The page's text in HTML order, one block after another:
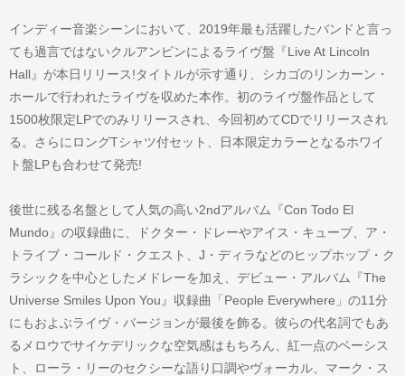
インディー音楽シーンにおいて、2019年最も活躍したバンドと言っ
ても過言ではないクルアンビンによるライヴ盤『Live At Lincoln
Hall』が本日リリース!タイトルが示す通り、シカゴのリンカーン・
ホールで行われたライヴを収めた本作。初のライヴ盤作品として
1500枚限定LPでのみリリースされ、今回初めてCDでリリースされ
る。さらにロングTシャツ付セット、日本限定カラーとなるホワイ
ト盤LPも合わせて発売!
後世に残る名盤として人気の高い2ndアルバム『Con Todo El
Mundo』の収録曲に、ドクター・ドレーやアイス・キューブ、ア・
トライブ・コールド・クエスト、J・ディラなどのヒップホップ・ク
ラシックを中心としたメドレーを加え、デビュー・アルバム『The
Universe Smiles Upon You』収録曲「People Everywhere」の11分
にもおよぶライヴ・バージョンが最後を飾る。彼らの代名詞でもあ
るメロウでサイケデリックな空気感はもちろん、紅一点のベーシス
ト、ローラ・リーのセクシーな語り口調やヴォーカル、マーク・ス